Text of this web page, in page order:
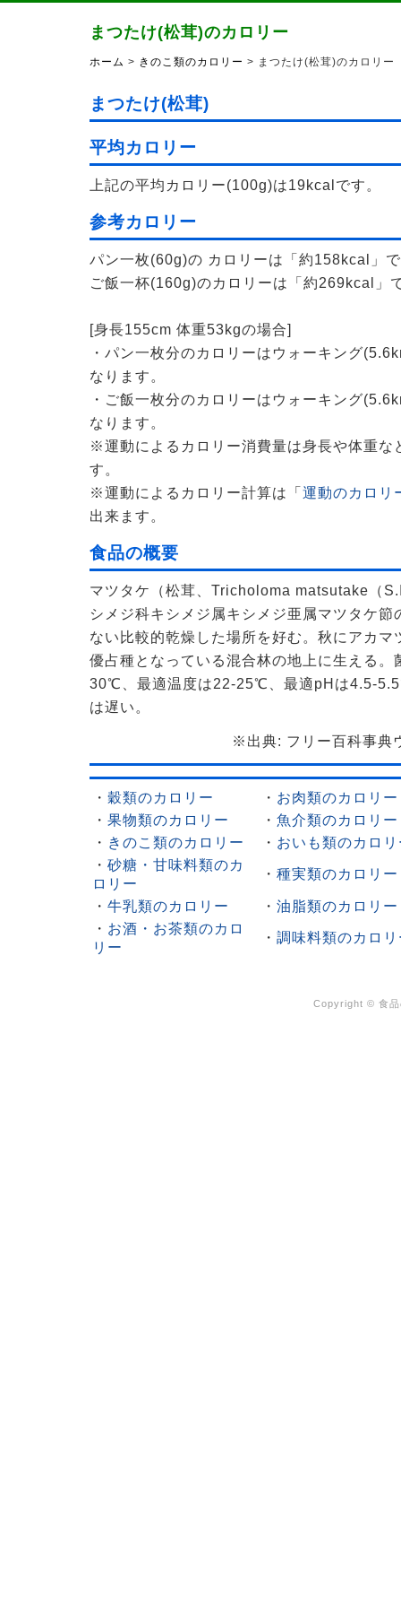
まつたけ(松茸)のカロリー
ホーム > きのこ類のカロリー > まつたけ(松茸)のカロリー
まつたけ(松茸)
平均カロリー
上記の平均カロリー(100g)は19kcalです。
参考カロリー
パン一枚(60g)の カロリーは「約158kcal」
ご飯一杯(160g)のカロリーは「約269kcal」
[身長155cm 体重53kgの場合]
・パン一枚分のカロリーはウォーキング
なります。
・ご飯一枚分のカロリーはウォーキング
なります。
※運動によるカロリー消費量は身長や体重な
す。
※運動によるカロリー計算は「運動のカロリ
出来ます。
食品の概要
マツタケ（松茸、Tricholoma matsutake（
シメジ科キシメジ属キシメジ亜属マツタケ
ない比較的乾燥した場所を好む。秋にアカ
優占種となっている混合林の地上に生える
30℃、最適温度は22-25℃、最適pHは4.5-5.5
は遅い。
※出典: フリー百科事典
・ 穀類のカロリー ・ お肉類のカロリー
・ 果物類のカロリー ・ 魚介類のカロリー
・ きのこ類のカロリー ・ おいも類のカロリ
・ 砂糖・甘味料類のカ
ロリー
・ 種実類のカロリー
・ 牛乳類のカロリー ・ 油脂類のカロリー
・ お酒・お茶類のカロ
リー
・ 調味料類のカロリ
Copyright © 食